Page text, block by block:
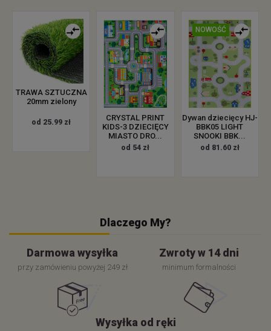
TRAWA SZTUCZNA
20mm zielony
od 25.99 zł
CRYSTAL PRINT
KIDS-3 DZIECIĘCY
MIASTO DRO...
od 54 zł
NOWOŚĆ
Dywan dziecięcy HJ-
BBK05 LIGHT
SNOOKI BBK...
od 81.60 zł
Dlaczego My?
Darmowa wysyłka
przy zamówieniu powyżej 249 zł
Zwroty w 14 dni
minimum formalności
Wysyłka od ręki